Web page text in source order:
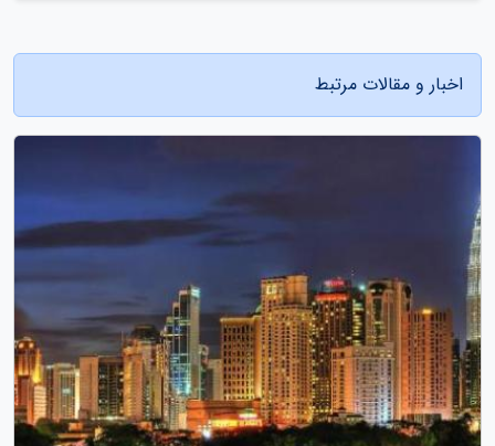
اخبار و مقالات مرتبط